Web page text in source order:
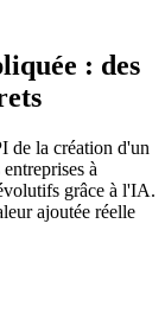
: des
de la création d'un
à
grâce à l'IA.
ajoutée réelle